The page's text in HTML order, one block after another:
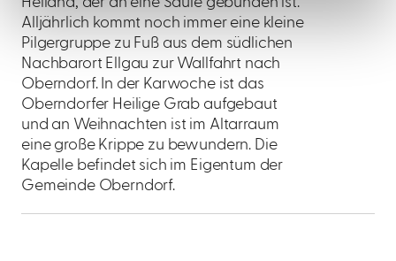
Alljährlich kommt noch immer eine kleine
Pilgergruppe zu Fuß aus dem südlichen
Nachbarort Ellgau zur Wallfahrt nach
Oberndorf. In der Karwoche ist das
Oberndorfer Heilige Grab aufgebaut
und an Weihnachten ist im Altarraum
eine große Krippe zu bewundern. Die
Kapelle befindet sich im Eigentum der
Gemeinde Oberndorf.